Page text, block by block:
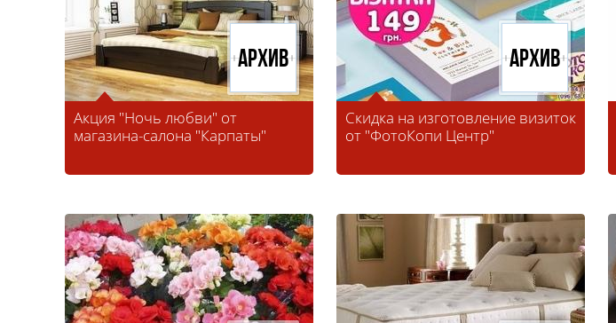
Акция "Ночь любви" от
магазина-салона "Карпаты"
Архив
Скидка на изготовление визиток
от "ФотоКопи Центр"
Архив